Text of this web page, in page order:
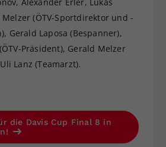
(ÖTV-Sportdirektor und -
Gerald Laposa (Bespanner),
Präsident), Gerald Melzer
Lanz (Teamarzt).
die Davis Cup Final 8 in